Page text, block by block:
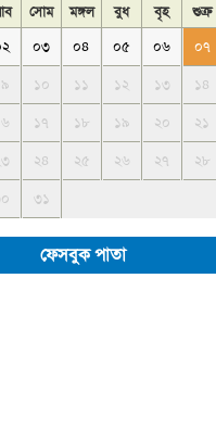
সোম মঙ্গল বুধ বৃহ
শুক্র
০৩ ০৪ ০৫ ০৬ ০৭
১০ ১১ ১২ ১৩ ১৪
১৭ ১৮ ১৯ ২০ ২১
২৪ ২৫ ২৬ ২৭ ২৮
৩১
ফেসবুক পাতা